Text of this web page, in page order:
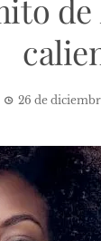
de
26 de